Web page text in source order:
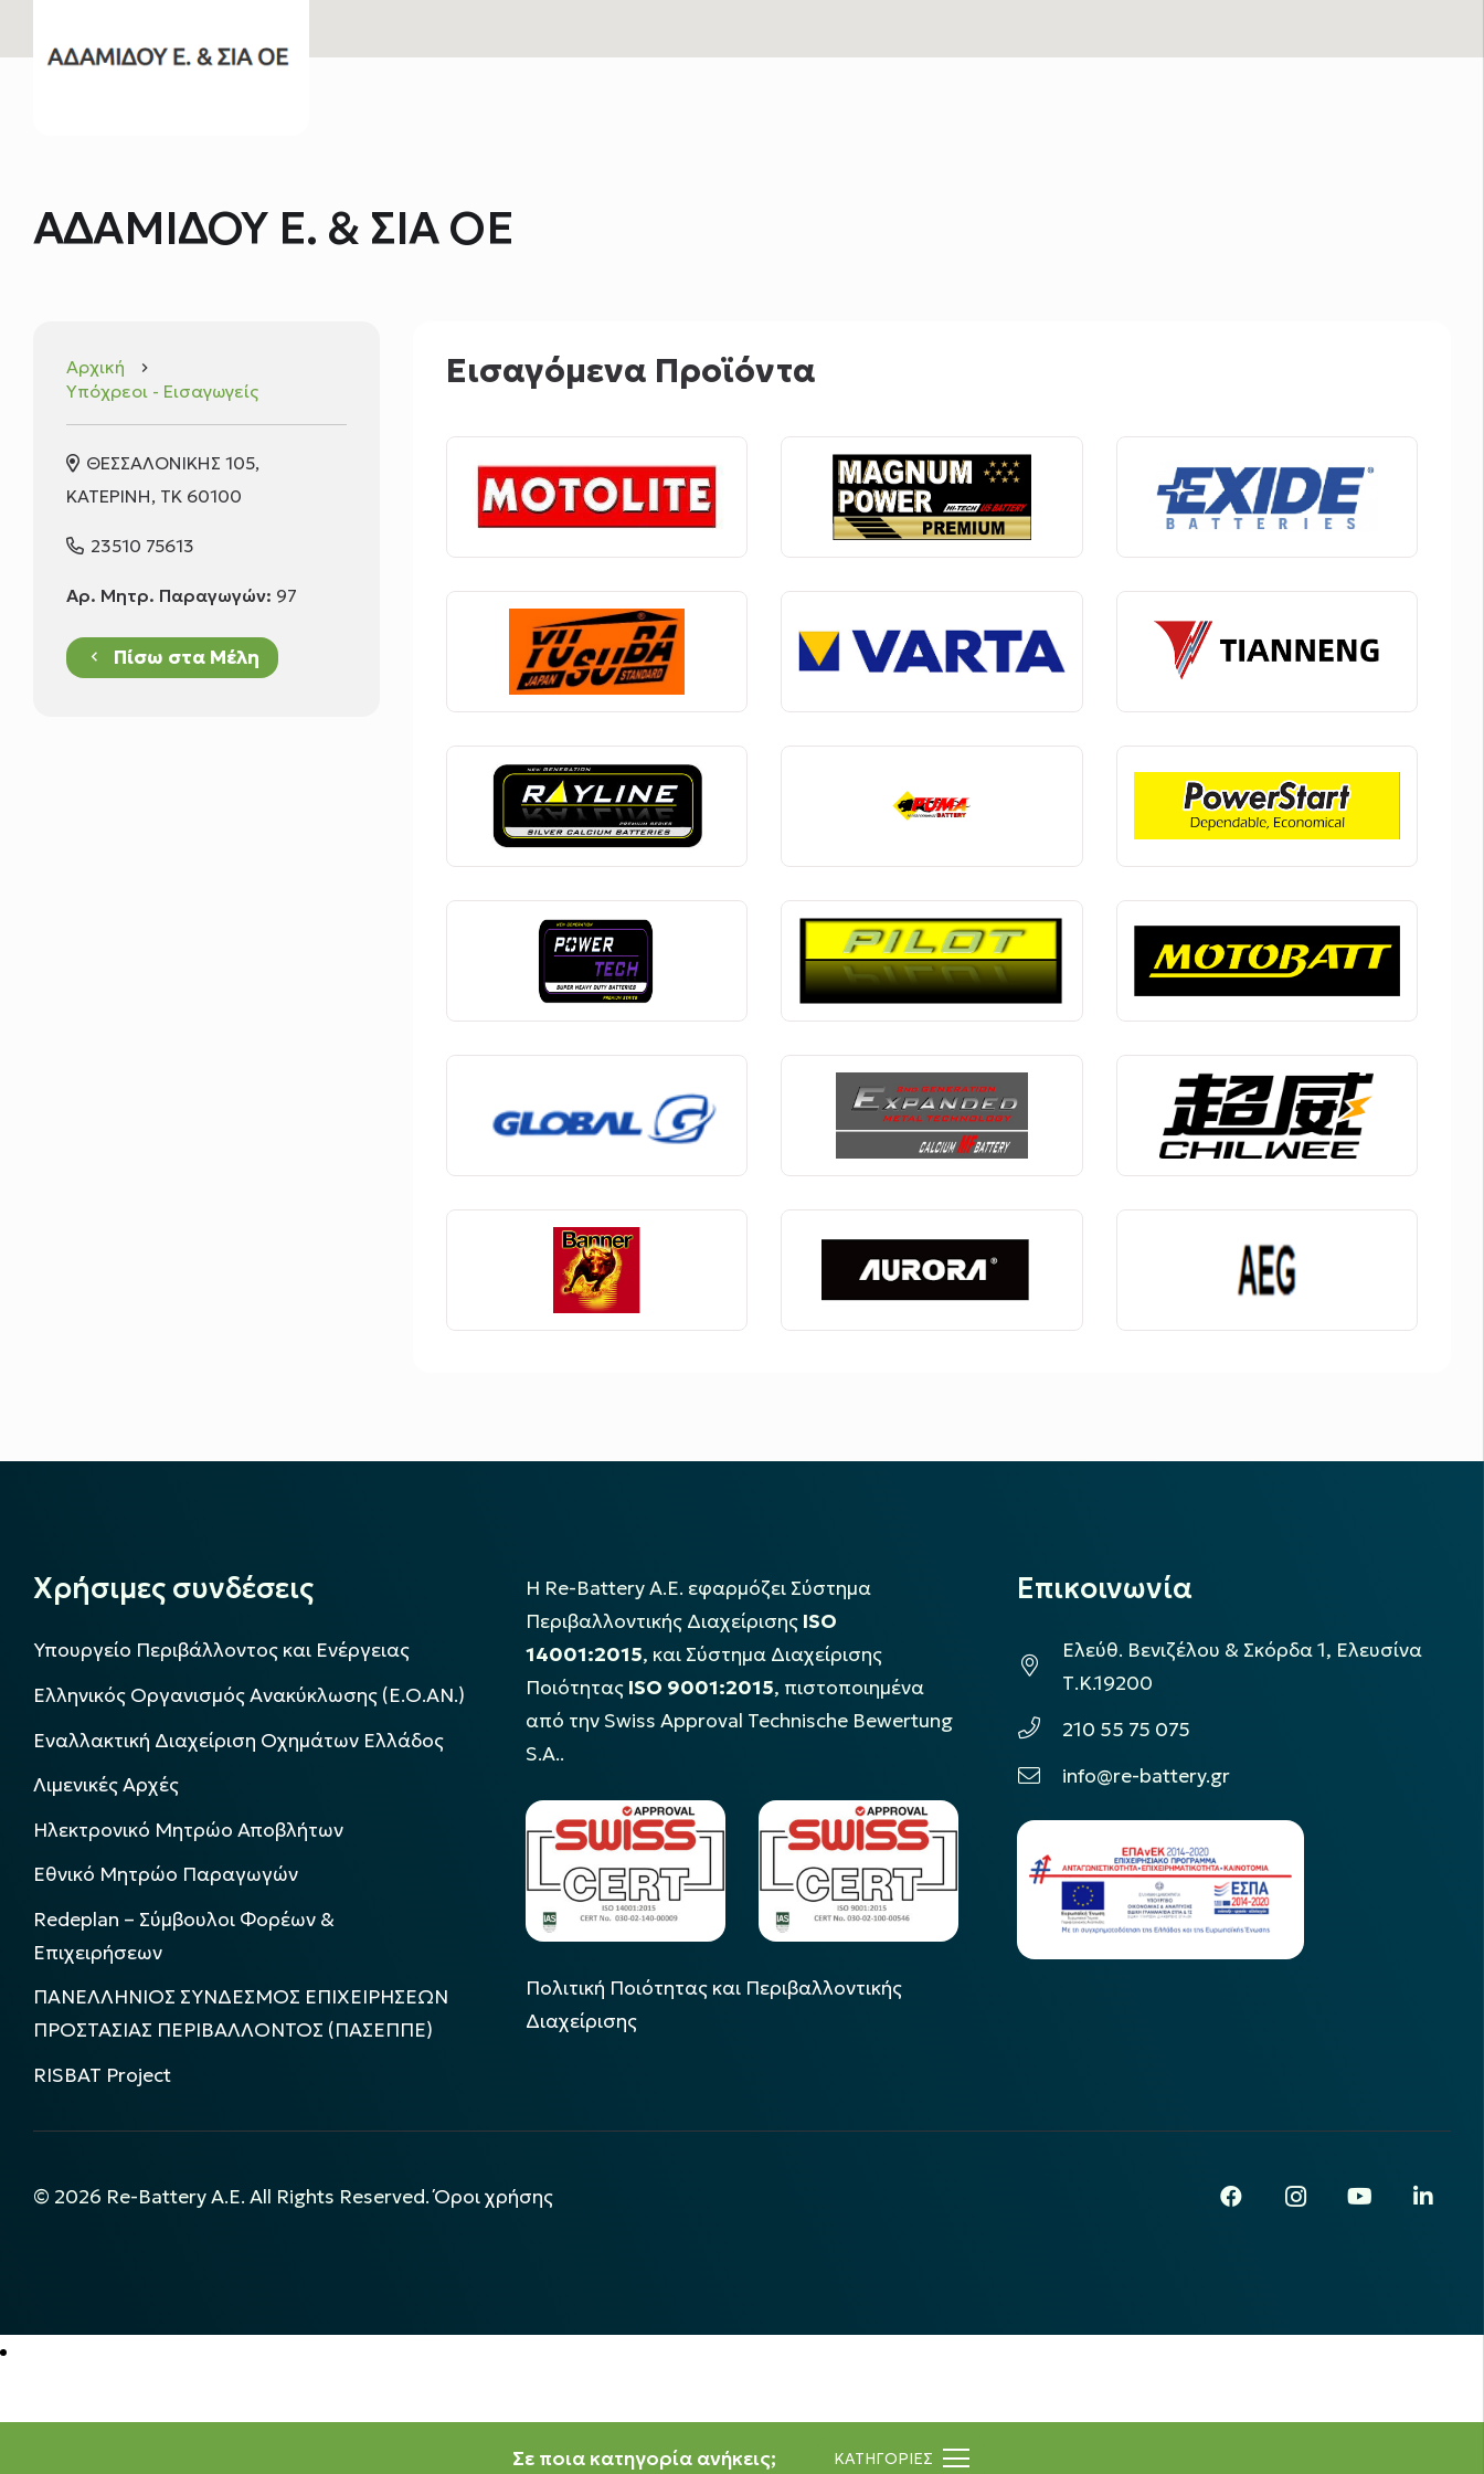
Σε ποια κατηγορία ανήκεις; ΚΑΤΗΓΟΡΙΕΣ
ΑΔΑΜΙΔΟΥ Ε. & ΣΙΑ ΟΕ
Αρχική keyboard_arrow_right
Υπόχρεοι - Εισαγωγείς
ΘΕΣΣΑΛΟΝΙΚΗΣ 105,
ΚΑΤΕΡΙΝΗ, TK 60100
23510 75613
Αρ. Μητρ. Παραγωγών: 97
keyboard_arrow_left Πίσω στα Μέλη
Εισαγόμενα Προϊόντα
Χρήσιμες συνδέσεις
Υπουργείο Περιβάλλοντος και Ενέργειας
Ελληνικός Οργανισμός Ανακύκλωσης (Ε.Ο.ΑΝ.)
Εναλλακτική Διαχείριση Οχημάτων Ελλάδος
Λιμενικές Αρχές
Ηλεκτρονικό Μητρώο Αποβλήτων
Εθνικό Μητρώο Παραγωγών
Redeplan – Σύμβουλοι Φορέων &
Επιχειρήσεων
ΠΑΝΕΛΛΗΝΙΟΣ ΣΥΝΔΕΣΜΟΣ ΕΠΙΧΕΙΡΗΣΕΩΝ
ΠΡΟΣΤΑΣΙΑΣ ΠΕΡΙΒΑΛΛΟΝΤΟΣ (ΠΑΣΕΠΠΕ)
RISBAT Project
Η Re-Battery Α.Ε. εφαρμόζει Σύστημα
Περιβαλλοντικής Διαχείρισης ISO
14001:2015, και Σύστημα Διαχείρισης
Ποιότητας ISO 9001:2015, πιστοποιημένα
από την Swiss Approval Technische Bewertung
S.A..
Πολιτική Ποιότητας και Περιβαλλοντικής
Διαχείρισης
Επικοινωνία
Ελεύθ. Βενιζέλου & Σκόρδα 1, Ελευσίνα
Τ.Κ.19200
210 55 75 075
info@re-battery.gr
© 2026 Re-Battery A.E. All Rights Reserved.Όροι χρήσης